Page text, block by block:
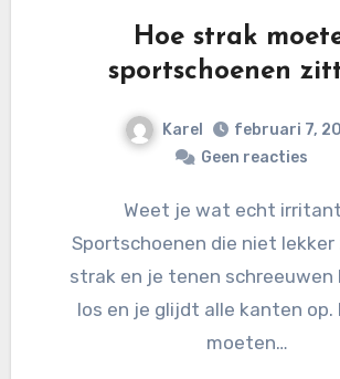
Hoe strak
sportschoenen
Karel
februari 7,
Geen reacties
Weet je wat echt irritant is?
Sportschoenen die niet lekker
strak en je tenen
los en je glijdt alle kanten op.
moeten…